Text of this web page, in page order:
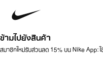
ข้ามไปยังสินค้า
สมาชิกใหม่รับส่วนลด 15% บน Nike App: ใ